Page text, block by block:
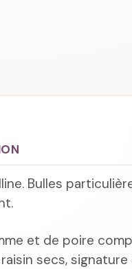
Bulles
et de poire
secs,